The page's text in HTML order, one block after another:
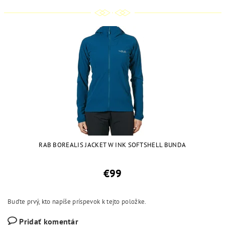
RAB BOREALIS JACKET W INK SOFTSHELL BUNDA
€99
Buďte prvý, kto napíše príspevok k tejto položke.
Pridať komentár